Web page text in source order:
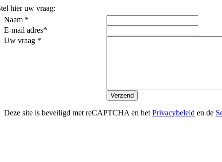
hier uw vraag:
Naam *
E-mail adres*
Uw vraag *
Deze site is beveiligd met reCAPTCHA en het Privacybeleid en de